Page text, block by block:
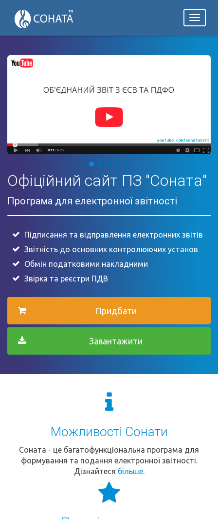
Toggle
Офіційний сайт ПЗ "Соната"
Програма для електронної звітності
Підписання та відправлення електронних звітів
Звітність до основних контролюючих установ
Обмін податковими накладними
Звірка та реєстри ПДВ
Придбати
Завантажити
Можливості Сонати
Соната - це багатофункціональна програма для
формування та подання електронної звітності.
Дізнайтеся більше.